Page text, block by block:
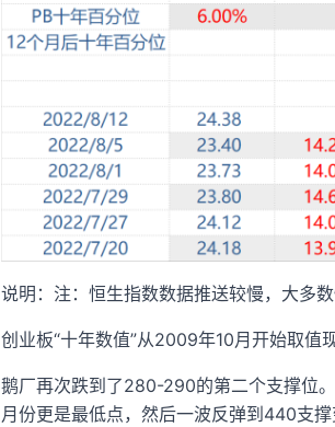
说明：注：恒生指数数据推送较慢，大多
创业板“十年数值”从2009年10月开始取值
鹅厂再次跌到了280-290的第二个支撑位
月份更是最低点，然后一波反弹到440支